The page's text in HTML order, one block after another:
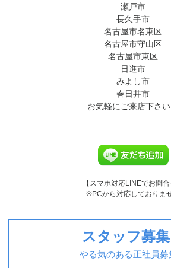
瀬戸市
長久手市
名古屋市名東区
名古屋市守山区
名古屋市東区
日進市
みよし市
春日井市
お気軽にご来店下さい
【スマホ対応LINEでお問合
※PCから対応しておりま
スタッフ募集
やる気のある正社員募